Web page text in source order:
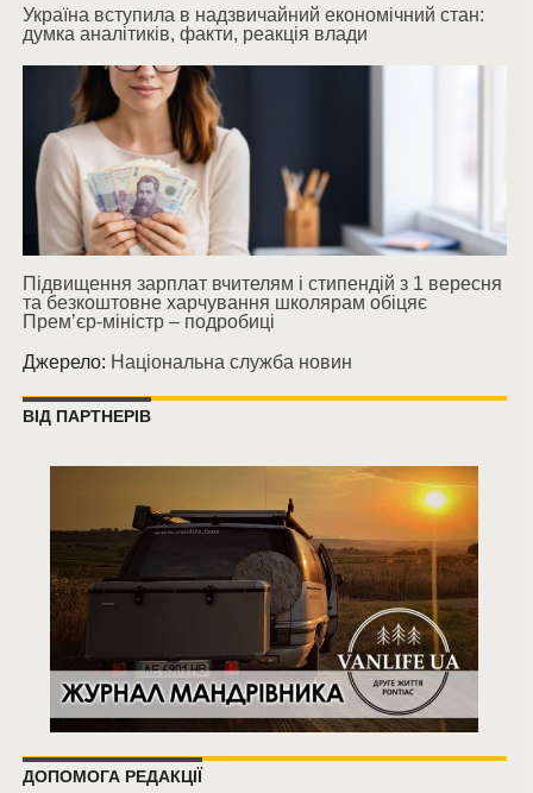
Україна вступила в надзвичайний економічний стан:
думка аналітиків, факти, реакція влади
Підвищення зарплат вчителям і стипендій з 1 вересня
та безкоштовне харчування школярам обіцяє
Прем’єр-міністр – подробиці
Джерело: Національна служба новин
ВІД ПАРТНЕРІВ
ДОПОМОГА РЕДАКЦІЇ